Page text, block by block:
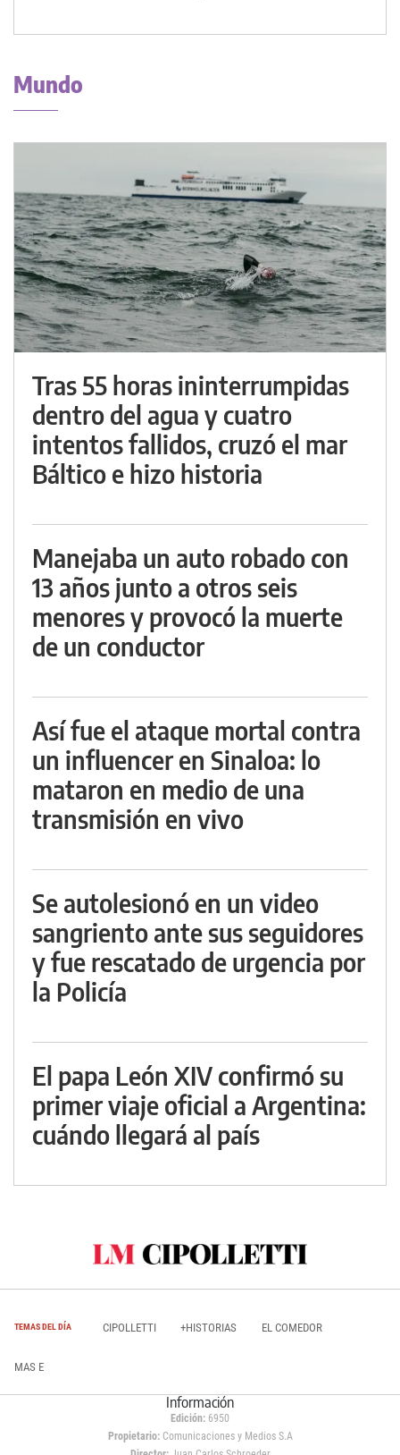
Mundo
Tras 55 horas ininterrumpidas
dentro del agua y cuatro
intentos fallidos, cruzó el mar
Báltico e hizo historia
Manejaba un auto robado con
13 años junto a otros seis
menores y provocó la muerte
de un conductor
Así fue el ataque mortal contra
un influencer en Sinaloa: lo
mataron en medio de una
transmisión en vivo
Se autolesionó en un video
sangriento ante sus seguidores
y fue rescatado de urgencia por
la Policía
El papa León XIV confirmó su
primer viaje oficial a Argentina:
cuándo llegará al país
TEMAS DEL DÍA CIPOLLETTI +HISTORIAS EL COMEDOR
MAS E
Información
Edición: 6950
Propietario:Comunicaciones y Medios S.A